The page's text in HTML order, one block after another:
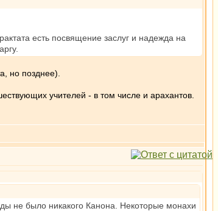
есть посвящение заслуг и надежда на
но позднее).
учителей - в том числе и арахантов.
не было никакого Канона. Некоторые монахи